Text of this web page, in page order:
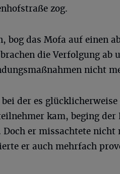
zog.
bog das Mofa auf einen
die Verfolgung ab
nicht
der es
kam, beging
Doch er missachtete nicht
er auch mehrfach